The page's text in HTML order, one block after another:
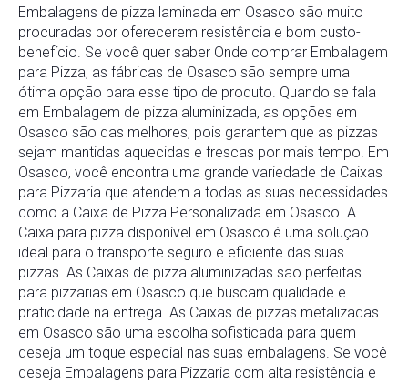
Embalagens de pizza laminada em Osasco são muito
procuradas por oferecerem resistência e bom custo-
benefício. Se você quer saber Onde comprar Embalagem
para Pizza, as fábricas de Osasco são sempre uma
ótima opção para esse tipo de produto. Quando se fala
em Embalagem de pizza aluminizada, as opções em
Osasco são das melhores, pois garantem que as pizzas
sejam mantidas aquecidas e frescas por mais tempo. Em
Osasco, você encontra uma grande variedade de Caixas
para Pizzaria que atendem a todas as suas necessidades
como a Caixa de Pizza Personalizada em Osasco. A
Caixa para pizza disponível em Osasco é uma solução
ideal para o transporte seguro e eficiente das suas
pizzas. As Caixas de pizza aluminizadas são perfeitas
para pizzarias em Osasco que buscam qualidade e
praticidade na entrega. As Caixas de pizzas metalizadas
em Osasco são uma escolha sofisticada para quem
deseja um toque especial nas suas embalagens. Se você
deseja Embalagens para Pizzaria com alta resistência e